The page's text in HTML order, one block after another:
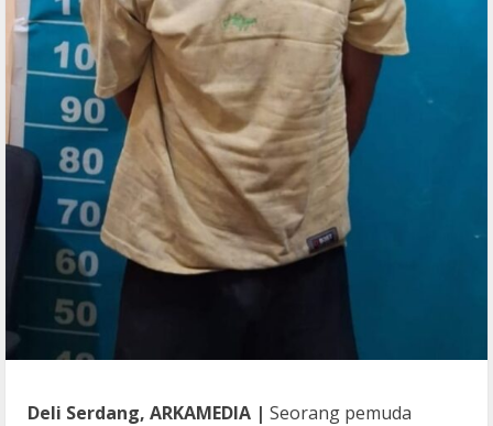
Deli Serdang, ARKAMEDIA | Seorang pemuda